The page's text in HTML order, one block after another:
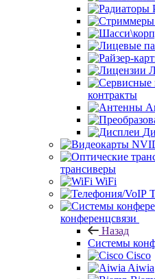
контракты
трансиверы
WiFi
конференцсвязи
Назад
Системы
Cisco
Aiwia